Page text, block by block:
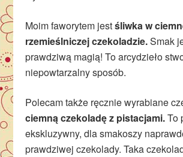
Moim faworytem jestśliwka w
rzemieślniczej czekoladzie.Smak
prawdziwą magią! To arcydzieło
niepowtarzalny sposób.
Polecam także ręcznie wyrabiane
ciemną czekoladę z pistacjami.To
ekskluzywny, dla smakoszy
prawdziwej czekolady. Taka